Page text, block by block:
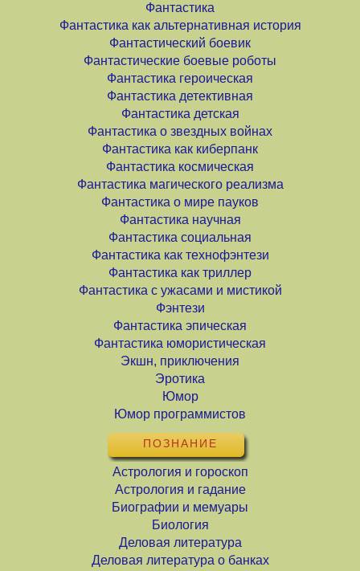
Фантастика
Фантастика как альтернативная история
Фантастический боевик
Фантастические боевые роботы
Фантастика героическая
Фантастика детективная
Фантастика детская
Фантастика о звездных войнах
Фантастика как киберпанк
Фантастика космическая
Фантастика магического реализма
Фантастика о мире пауков
Фантастика научная
Фантастика социальная
Фантастика как технофэнтези
Фантастика как триллер
Фантастика с ужасами и мистикой
Фэнтези
Фантастика эпическая
Фантастика юмористическая
Экшн, приключения
Эротика
Юмор
Юмор программистов
ПОЗНАНИЕ
Астрология и гороскоп
Астрология и гадание
Биографии и мемуары
Биология
Деловая литература
Деловая литература о банках